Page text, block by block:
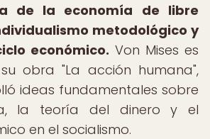
de la economía de libre
metodológico y
económico. Von Mises es
obra "La acción humana",
ideas fundamentales sobre
la teoría del dinero y el
en el socialismo.